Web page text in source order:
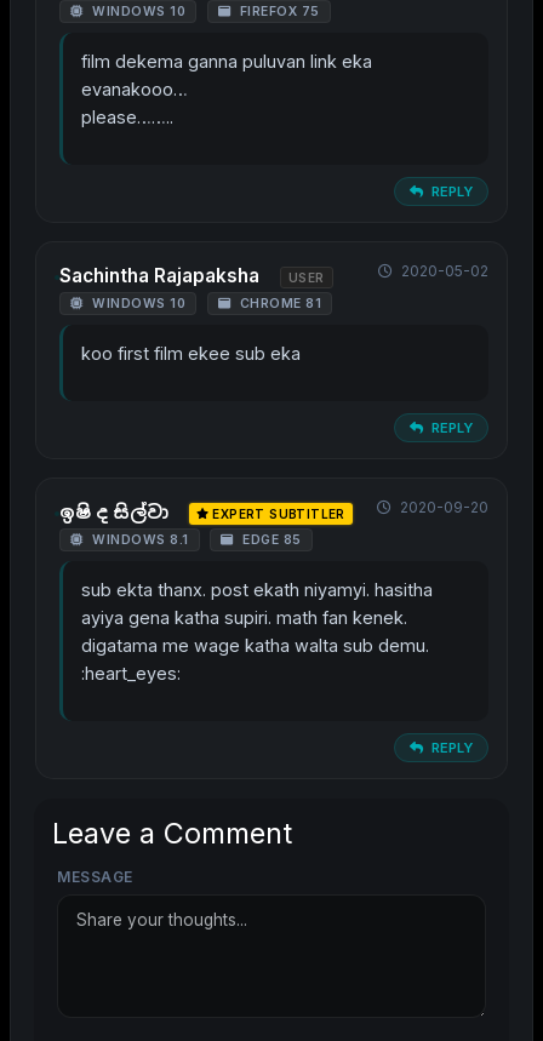
WINDOWS 10 FIREFOX 75
film dekema ganna puluvan link eka
evanakooo…
please……..
REPLY
Sachintha Rajapaksha USER
WINDOWS 10 CHROME 81
2020-05-02
koo first film ekee sub eka
REPLY
ඉෂි ද සිල්වා EXPERT SUBTITLER
WINDOWS 8.1 EDGE 85
2020-09-20
sub ekta thanx. post ekath niyamyi. hasitha
ayiya gena katha supiri. math fan kenek.
digatama me wage katha walta sub demu.
:heart_eyes:
REPLY
Leave a Comment
MESSAGE